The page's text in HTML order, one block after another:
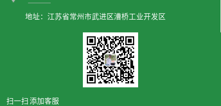
地址：江苏省常州市武进区漕桥工业开发区
扫一扫 添加客服